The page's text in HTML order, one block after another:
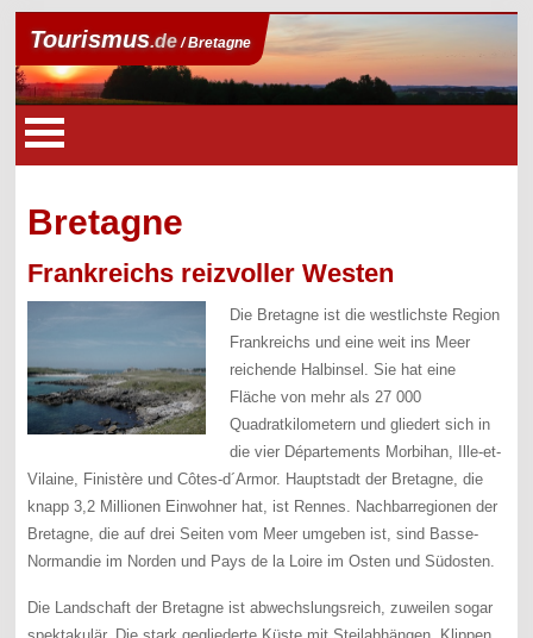
Tourismus.de/ Bretagne
Bretagne
Frankreichs reizvoller Westen
Die Bretagne ist die westlichste Region
Frankreichs und eine weit ins Meer
reichende Halbinsel. Sie hat eine
Fläche von mehr als 27 000
Quadratkilometern und gliedert sich in
die vier Départements Morbihan, Ille-et-
Vilaine, Finistère und Côtes-d´Armor. Hauptstadt der Bretagne, die
knapp 3,2 Millionen Einwohner hat, ist Rennes. Nachbarregionen der
Bretagne, die auf drei Seiten vom Meer umgeben ist, sind Basse-
Normandie im Norden und Pays de la Loire im Osten und Südosten.
Die Landschaft der Bretagne ist abwechslungsreich, zuweilen sogar